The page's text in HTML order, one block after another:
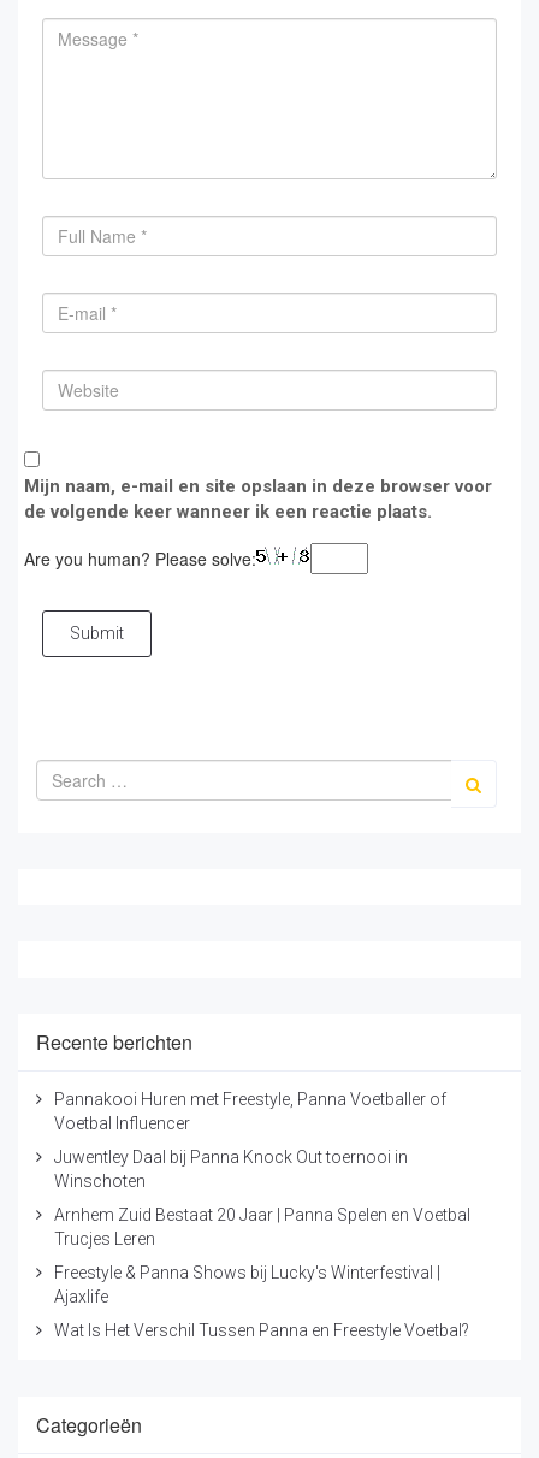
Mijn naam, e-mail en site opslaan in deze browser voor
de volgende keer wanneer ik een reactie plaats.
Are you human? Please solve:
Submit
Recente berichten
Pannakooi Huren met Freestyle, Panna Voetballer of
Voetbal Influencer
Juwentley Daal bij Panna Knock Out toernooi in
Winschoten
Arnhem Zuid Bestaat 20 Jaar | Panna Spelen en Voetbal
Trucjes Leren
Freestyle & Panna Shows bij Lucky's Winterfestival |
Ajaxlife
Wat Is Het Verschil Tussen Panna en Freestyle Voetbal?
Categorieën